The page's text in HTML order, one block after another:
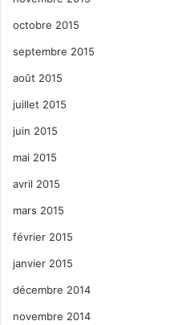
octobre 2015
septembre 2015
août 2015
juillet 2015
juin 2015
mai 2015
avril 2015
mars 2015
février 2015
janvier 2015
décembre 2014
novembre 2014